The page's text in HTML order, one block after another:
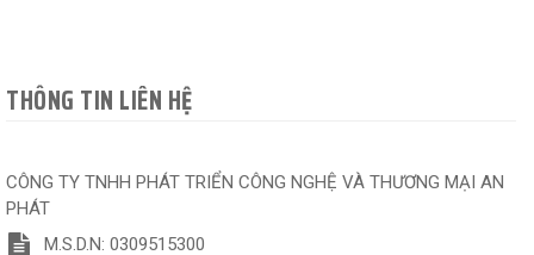
THÔNG TIN LIÊN HỆ
CÔNG TY TNHH PHÁT TRIỂN CÔNG NGHỆ VÀ THƯƠNG MẠI AN
PHÁT
M.S.D.N: 0309515300